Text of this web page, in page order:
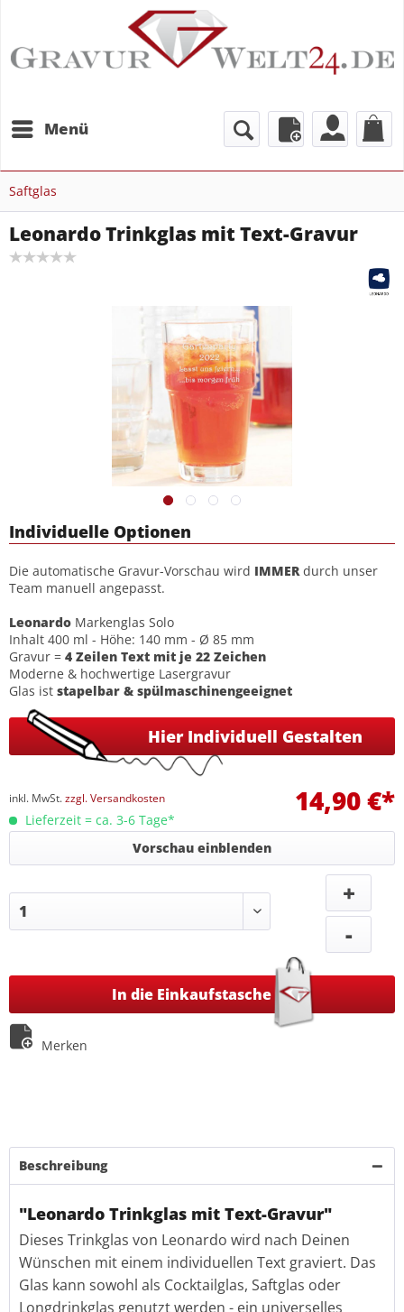
Menü
Saftglas
Leonardo Trinkglas mit Text-Gravur
Individuelle Optionen
Die automatische Gravur-Vorschau wird IMMERdurch unser
Team manuell angepasst.
Leonardo Markenglas Solo
Inhalt 400 ml - Höhe: 140 mm - Ø 85 mm
Gravur = 4 Zeilen Text mit je 22 Zeichen
Moderne & hochwertige Lasergravur
Glas ist stapelbar & spülmaschinengeeignet
Hier Individuell Gestalten
14,90 €*
inkl. MwSt.zzgl. Versandkosten
Lieferzeit = ca. 3-6 Tage*
Vorschau einblenden
+
-
In die Einkaufstasche
Merken
Beschreibung
"Leonardo Trinkglas mit Text-Gravur"
Dieses Trinkglas von Leonardo wird nach Deinen
Wünschen mit einem individuellen Text graviert. Das
Glas kann sowohl als Cocktailglas, Saftglas oder
Longdrinkglas genutzt werden - ein universelles